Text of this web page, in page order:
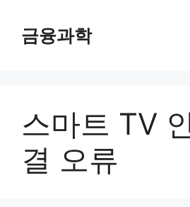
금융과학
스마트 TV
결 오류